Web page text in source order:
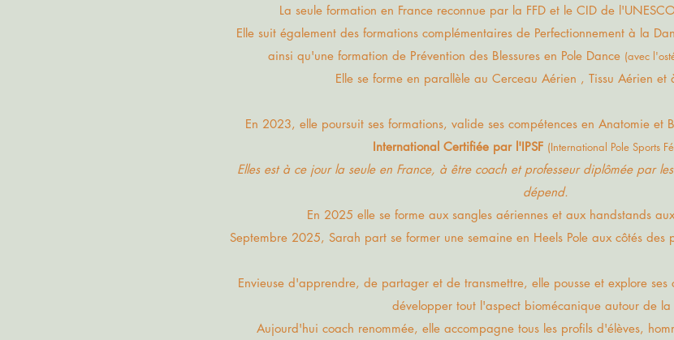
La seule formation en France reconnue par la FFD et le CID de
Elle suit également des formations complémentaires de Perfectionnement à la
ainsi qu'une formation de Prévention des Blessures en Pole Dance (avec
Elle se forme en parallèle au Cerceau Aérien , Tissu Aérien et
En 2023, elle poursuit ses formations, valide ses compétencesen Anatomie et
International Certifiée par l'IPSF (International Pole Sports
Elles est à ce jour la seule en France, à être coach et professeur diplômée par
dépend.
En 2025 elle se forme aux sangles aériennes et aux handstands
Septembre 2025, Sarah part se former une semaine en Heels Pole aux côtés des
Envieuse d'apprendre, de partager et de transmettre, elle pousse et explore
développer tout l'aspect biomécanique autour de la
Aujourd'hui coach renommée, elle accompagne tous les profils d'élèves,